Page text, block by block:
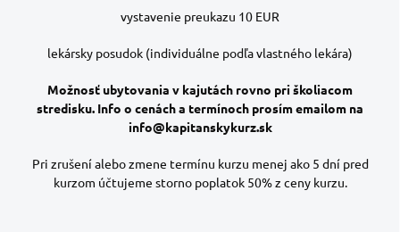
vystavenie preukazu 10 EUR
lekársky posudok (individuálne podľa vlastného lekára)
Možnosť ubytovania v kajutách rovno pri školiacom
stredisku. Info o cenách a termínoch prosím emailom na
info@kapitanskykurz.sk
Pri zrušení alebo zmene termínu kurzu menej ako 5 dní pred
kurzom účtujeme storno poplatok 50% z ceny kurzu.